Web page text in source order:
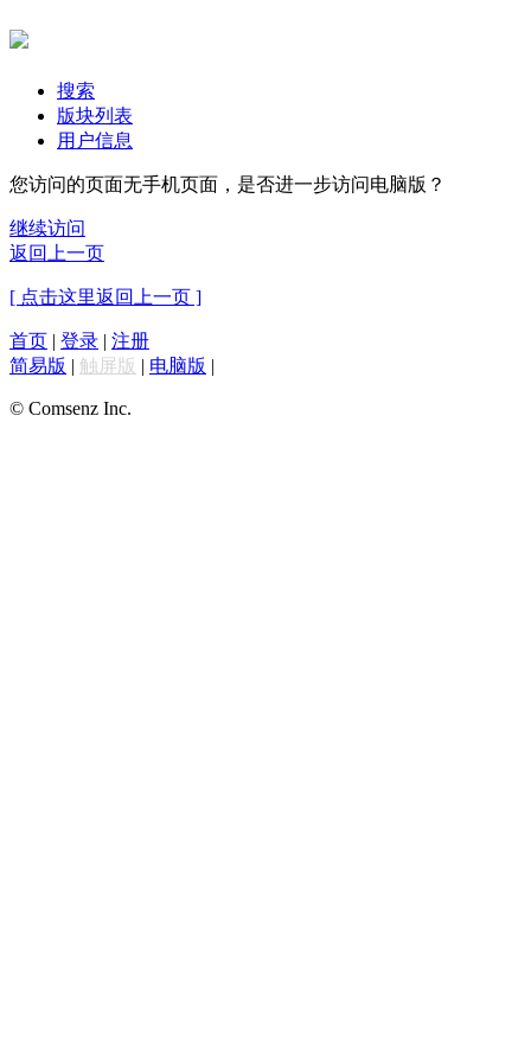
搜索
版块列表
用户信息
您访问的页面无手机页面，是否进一步访问电脑版？
继续访问
返回上一页
[ 点击这里返回上一页 ]
首页 | 登录 | 注册
简易版 | 触屏版 | 电脑版 |
© Comsenz Inc.